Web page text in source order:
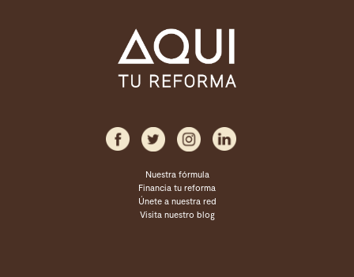
Nuestra fórmula
Financia tu reforma
Únete a nuestra red
Visita nuestro blog